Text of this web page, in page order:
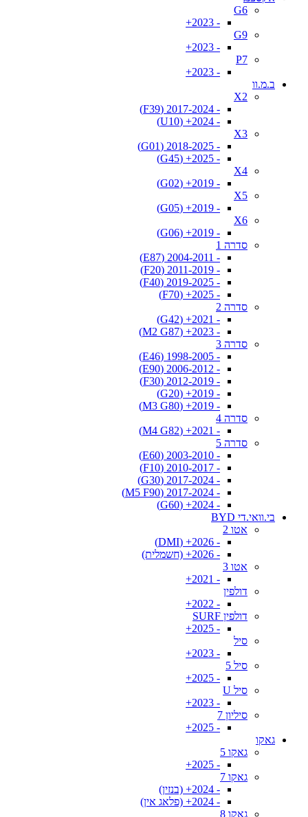
G6
- 2023+
G9
- 2023+
P7
- 2023+
ב.מ.וו
X2
- 2017-2024 (F39)
- 2024+ (U10)
X3
- 2018-2025 (G01)
- 2025+ (G45)
X4
- 2019+ (G02)
X5
- 2019+ (G05)
X6
- 2019+ (G06)
סדרה 1
- 2004-2011 (E87)
- 2011-2019 (F20)
- 2019-2025 (F40)
- 2025+ (F70)
סדרה 2
- 2021+ (G42)
- 2023+ (M2 G87)
סדרה 3
- 1998-2005 (E46)
- 2006-2012 (E90)
- 2012-2019 (F30)
- 2019+ (G20)
- 2019+ (M3 G80)
סדרה 4
- 2021+ (M4 G82)
סדרה 5
- 2003-2010 (E60)
- 2010-2017 (F10)
- 2017-2024 (G30)
- 2017-2024 (M5 F90)
- 2024+ (G60)
בי.וואי.די BYD
אטו 2
- 2026+ (DMI)
- 2026+ (חשמלית)
אטו 3
- 2021+
דולפין
- 2022+
דולפין SURF
- 2025+
סיל
- 2023+
סיל 5
- 2025+
סיל U
- 2023+
סיליון 7
- 2025+
גאקו
גאקו 5
- 2025+
גאקו 7
- 2024+ (בנזין)
- 2024+ (פלאג אין)
גאקו 8